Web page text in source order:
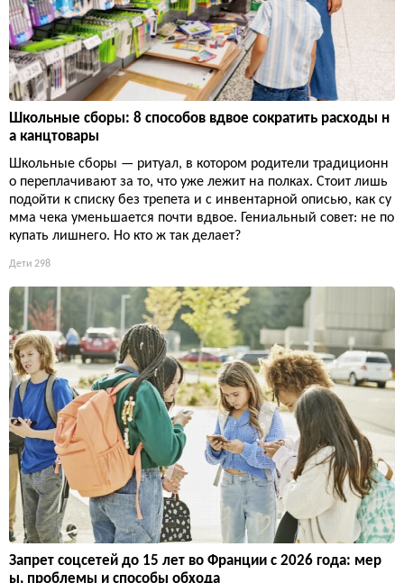
Школьные сборы: 8 способов вдвое сократить расходы н
а канцтовары
Школьные сборы — ритуал, в котором родители традиционн
о переплачивают за то, что уже лежит на полках. Стоит лишь
подойти к списку без трепета и с инвентарной описью, как су
мма чека уменьшается почти вдвое. Гениальный совет: не по
купать лишнего. Но кто ж так делает?
Дети 298
Запрет соцсетей до 15 лет во Франции с 2026 года: мер
ы, проблемы и способы обхода